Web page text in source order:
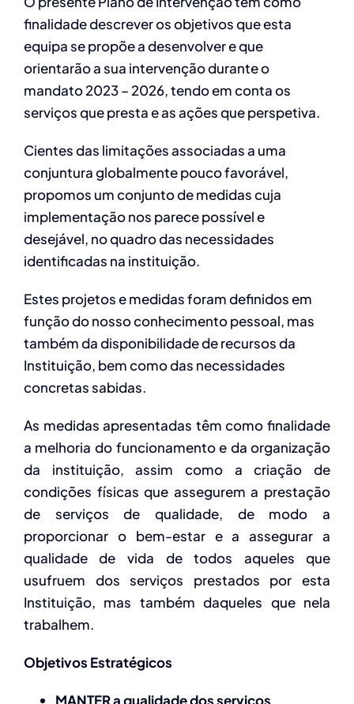
finalidade descrever os objetivos que esta
equipa se propõe a desenvolver e que
orientarão a sua intervenção durante o
mandato 2023 – 2026, tendo em conta os
serviços que presta e as ações que perspetiva.
Cientes das limitações associadas a uma
conjuntura globalmente pouco favorável,
propomos um conjunto de medidas cuja
implementação nos parece possível e
desejável, no quadro das necessidades
identificadas na instituição.
Estes projetos e medidas foram definidos em
função do nosso conhecimento pessoal, mas
também da disponibilidade de recursos da
Instituição, bem como das necessidades
concretas sabidas.
As medidas apresentadas têm como finalidade
a melhoria do funcionamento e da organização
da instituição, assim como a criação de
condições físicas que assegurem a prestação
de serviços de qualidade, de modo a
proporcionar o bem-estar e a assegurar a
qualidade de vida de todos aqueles que
usufruem dos serviços prestados por esta
Instituição, mas também daqueles que nela
trabalhem.
Objetivos Estratégicos
MANTER a qualidade dos serviços